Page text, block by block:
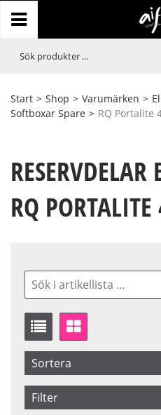
Start > Shop > Varumärken >
Softboxar Spare > RQ Portalite
RQ
Sortera
Filter